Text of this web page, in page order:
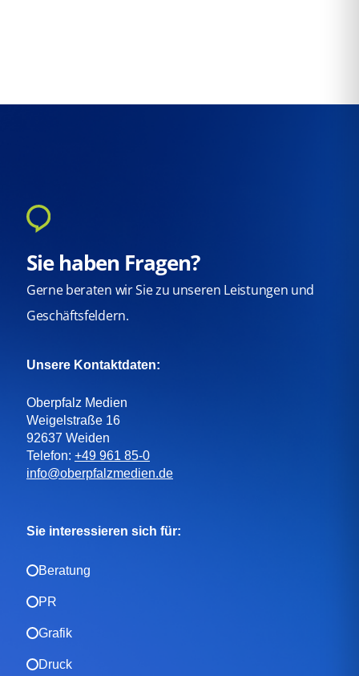
Sie haben Fragen?
Gerne beraten wir Sie zu unseren Leistungen und
Geschäftsfeldern.
Unsere Kontaktdaten:
Oberpfalz Medien
Weigelstraße 16
92637 Weiden
Telefon: +49 961 85-0
info@oberpfalzmedien.de
Sie interessieren sich für:
Beratung
PR
Grafik
Druck